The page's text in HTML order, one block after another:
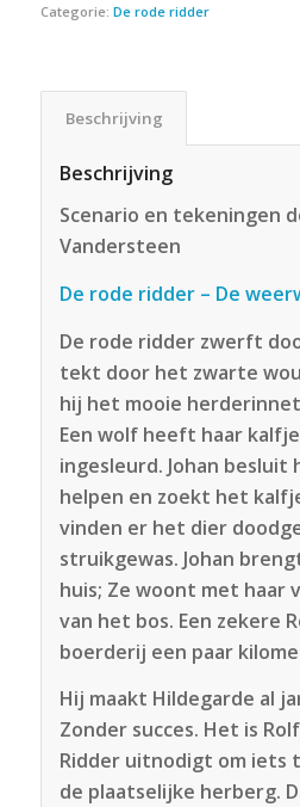
Categorie: De rode ridder
Beschrijving
Beschrijving
Scenario en tekeningen
Vandersteen
De rode ridder – De
De rode ridder zwerft
tekt door het zwarte
hij het mooie
Een wolf heeft haar
ingesleurd. Johan besluit
helpen en zoekt het
vinden er het dier
struikgewas. Johan
huis; Ze woont met haar
van het bos. Een zekere
boerderij een paar
Hij maakt Hildegarde al
Zonder succes. Het is
Ridder uitnodigt om iets
de plaatselijke herberg.